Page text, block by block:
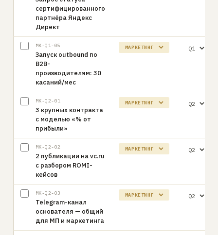
сертифицированного
партнёра Яндекс
Директ
MK-Q1-05
Запуск outbound по
B2B-
производителям: 30
касаний/мес
MK-Q2-01
3 крупных контракта
с моделью «% от
прибыли»
MK-Q2-02
2 публикации на vc.ru
с разбором ROMI-
кейсов
MK-Q2-03
Telegram-канал
основателя — общий
для МП и маркетинга